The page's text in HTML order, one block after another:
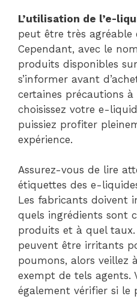
L’utilisation de l’e-
peut être très agréable
Cependant, avec le
produits disponibles
s’informer avant
certaines précautions
choisissez votre e-
puissiez profiter
expérience.
Assurez-vous de lire
étiquettes des e-
Les fabricants doivent
quels ingrédients sont
produits et à quel
peuvent être irritants
poumons, alors veillez
exempt de tels agents.
également vérifier si le